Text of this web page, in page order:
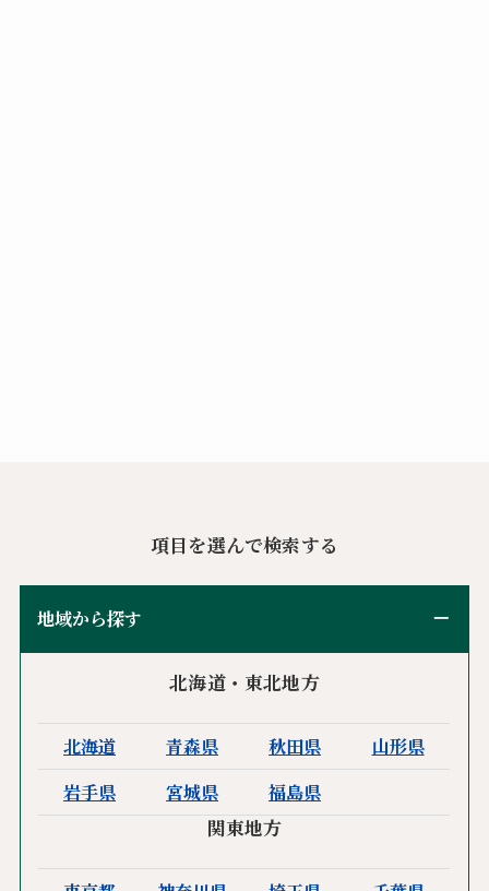
項目を選んで検索する
地域から探す
北海道・東北地方
北海道 青森県 秋田県
山形県
岩手県
宮城県
福島県
関東地方